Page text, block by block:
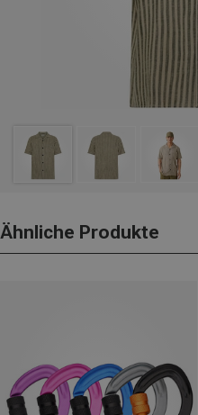
Ähnliche Produkte